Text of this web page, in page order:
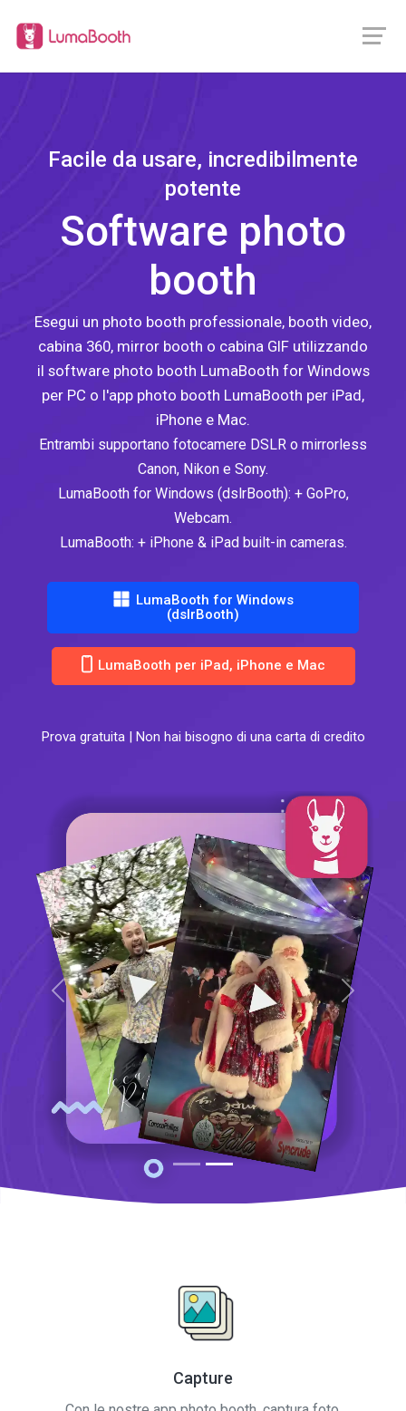
Facile da usare, incredibilmente
potente
Software photo
booth
Esegui un photo booth professionale, booth video,
cabina 360, mirror booth o cabina GIF utilizzando
il software photo booth LumaBooth for Windows
per PC o l'app photo booth LumaBooth per iPad,
iPhone e Mac.
Entrambi supportano fotocamere DSLR o mirrorless
Canon, Nikon e Sony.
LumaBooth for Windows (dslrBooth): + GoPro,
Webcam.
LumaBooth: + iPhone & iPad built-in cameras.
LumaBooth for Windows
(dslrBooth)
LumaBooth per iPad, iPhone e Mac
Prova gratuita | Non hai bisogno di una carta di credito
Capture